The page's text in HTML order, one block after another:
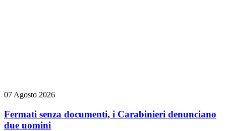
07 Agosto 2026
Fermati senza documenti, i Carabinieri denunciano
due uomini